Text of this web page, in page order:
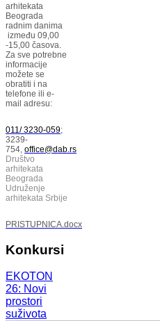
arhitekata
Beograda
radnim danima
između 09,00
-15,00 časova.
Za sve potrebne
informacije
možete se
obratiti i na
telefone ili e-
mail adresu:
011/ 3230-059;
3239-
754, office@dab.rs
Društvo
arhitekata
Beograda
Udruženje
arhitekata Srbije
PRISTUPNICA.docx
Konkursi
EKOTON
26: Novi
prostori
suživota